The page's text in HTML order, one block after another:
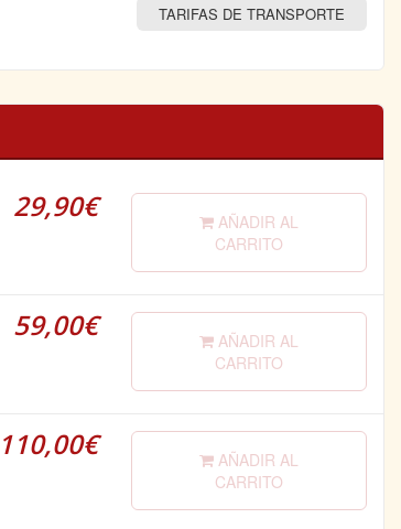
TARIFAS DE TRANSPORTE
29,90€
AÑADIR AL
CARRITO
59,00€
AÑADIR AL
CARRITO
110,00€
AÑADIR AL
CARRITO